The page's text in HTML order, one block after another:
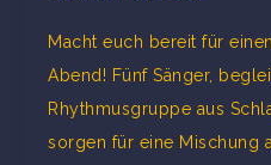
Macht euch bereit für
Abend! Fünf Sänger,
Rhythmusgruppe aus
sorgen für eine Mischung